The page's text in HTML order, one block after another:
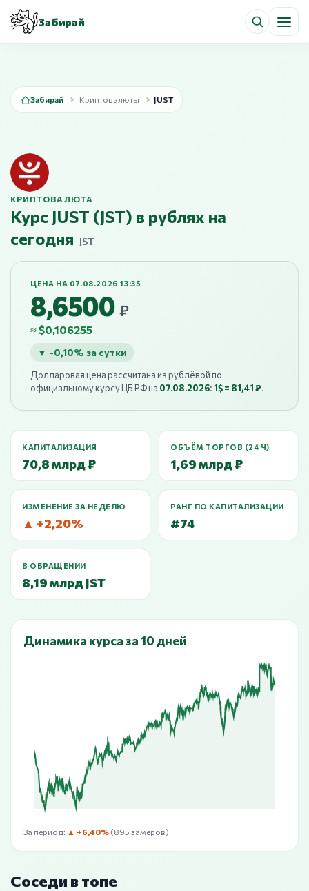
Забирай
Забирай Криптовалюты JUST
КРИПТОВАЛЮТА
Курс JUST (JST) в рублях на
сегодня
JST
ЦЕНА НА 07.08.2026 13:35
8,6500 ₽
≈ $0,106255
▼ -0,10% за сутки
Долларовая цена рассчитана из рублёвой по
официальному курсу ЦБ РФ на 07.08.2026:1$ = 81,41 ₽.
КАПИТАЛИЗАЦИЯ
70,8 млрд ₽
ОБЪЁМ ТОРГОВ (24 Ч)
1,69 млрд ₽
ИЗМЕНЕНИЕ ЗА НЕДЕЛЮ
▲ +2,20%
РАНГ ПО КАПИТАЛИЗАЦИИ
#74
В ОБРАЩЕНИИ
8,19 млрд JST
Динамика курса за 10 дней
За период: ▲ +6,40% (895 замеров)
Соседи в топе